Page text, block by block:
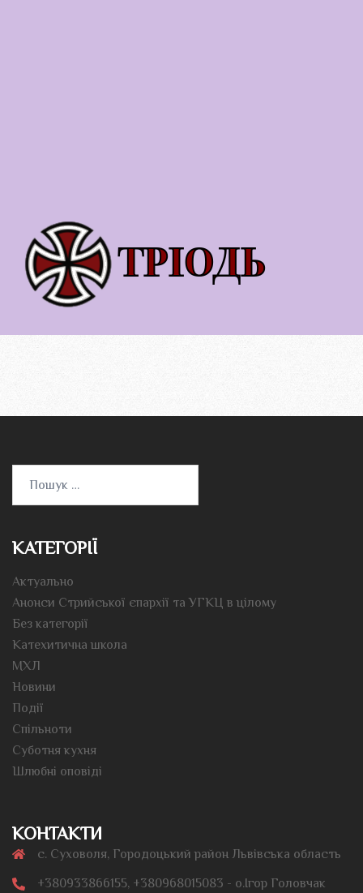
КАТЕГОРІЇ
Актуально
Анонси Стрийської єпархії та УГКЦ в цілому
Без категорії
Катехитична школа
МХЛ
Новини
Події
Спільноти
Суботня кухня
Шлюбні оповіді
КОНТАКТИ
с. Суховоля, Городоцький район Львівська область
+380933866155, +380968015083 - о.Ігор Головчак